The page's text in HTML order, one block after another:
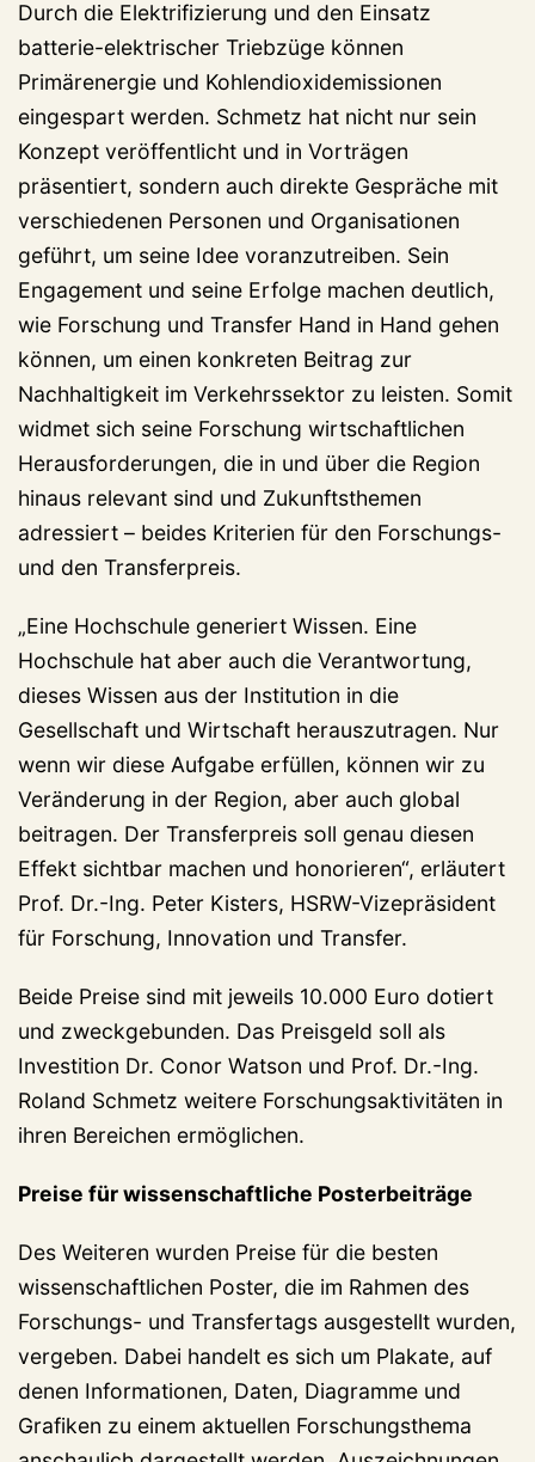
Durch die Elektrifizierung und den Einsatz
batterie-elektrischer Triebzüge können
Primärenergie und Kohlendioxidemissionen
eingespart werden. Schmetz hat nicht nur sein
Konzept veröffentlicht und in Vorträgen
präsentiert, sondern auch direkte Gespräche mit
verschiedenen Personen und Organisationen
geführt, um seine Idee voranzutreiben. Sein
Engagement und seine Erfolge machen deutlich,
wie Forschung und Transfer Hand in Hand gehen
können, um einen konkreten Beitrag zur
Nachhaltigkeit im Verkehrssektor zu leisten. Somit
widmet sich seine Forschung wirtschaftlichen
Herausforderungen, die in und über die Region
hinaus relevant sind und Zukunftsthemen
adressiert – beides Kriterien für den Forschungs-
und den Transferpreis.
„Eine Hochschule generiert Wissen. Eine
Hochschule hat aber auch die Verantwortung,
dieses Wissen aus der Institution in die
Gesellschaft und Wirtschaft herauszutragen. Nur
wenn wir diese Aufgabe erfüllen, können wir zu
Veränderung in der Region, aber auch global
beitragen. Der Transferpreis soll genau diesen
Effekt sichtbar machen und honorieren“, erläutert
Prof. Dr.-Ing. Peter Kisters, HSRW-Vizepräsident
für Forschung, Innovation und Transfer.
Beide Preise sind mit jeweils 10.000 Euro dotiert
und zweckgebunden. Das Preisgeld soll als
Investition Dr. Conor Watson und Prof. Dr.-Ing.
Roland Schmetz weitere Forschungsaktivitäten in
ihren Bereichen ermöglichen.
Preise für wissenschaftliche Posterbeiträge
Des Weiteren wurden Preise für die besten
wissenschaftlichen Poster, die im Rahmen des
Forschungs- und Transfertags ausgestellt wurden,
vergeben. Dabei handelt es sich um Plakate, auf
denen Informationen, Daten, Diagramme und
Grafiken zu einem aktuellen Forschungsthema